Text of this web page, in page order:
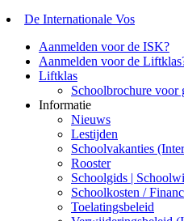
De Internationale Vos
Aanmelden voor de ISK?
Aanmelden voor de
Liftklas
Schoolbrochure voor
Informatie
Nieuws
Lestijden
Schoolvakanties
Rooster
Schoolgids |
Schoolkosten /
Toelatingsbeleid